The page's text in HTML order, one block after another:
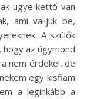
ugye kettő van
ami valljuk be,
A szülők
az úgymond
nem érdekel, de
egy kisfiam
a leginkább a